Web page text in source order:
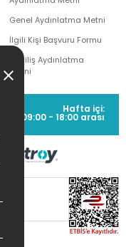
Genel Aydınlatma Metni
İlgili Kişi Başvuru Formu
Çekiliş Aydınlatma
Metni
Hafta içi:
09:00 - 18:00 arası